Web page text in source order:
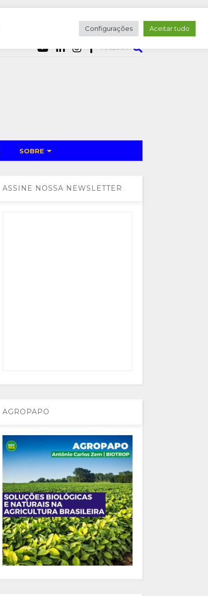
PESQUISAR
SOBRE
ASSINE NOSSA NEWSLETTER
AGROPAPO
Configurações Aceitar tudo